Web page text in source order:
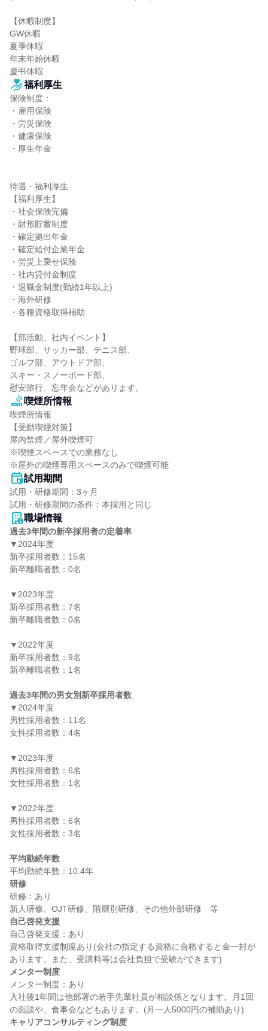
【休暇制度】
GW休暇
夏季休暇
年末年始休暇
慶弔休暇
福利厚生
保険制度：
・雇用保険
・労災保険
・健康保険
・厚生年金
待遇・福利厚生
【福利厚生】
・社会保険完備
・財形貯蓄制度
・確定拠出年金
・確定給付企業年金
・労災上乗せ保険
・社内貸付金制度
・退職金制度(勤続1年以上)
・海外研修
・各種資格取得補助
【部活動、社内イベント】
野球部、サッカー部、テニス部、
ゴルフ部、アウトドア部、
スキー・スノーボード部、
慰安旅行、忘年会などがあります。
喫煙所情報
喫煙所情報
【受動喫煙対策】
屋内禁煙／屋外喫煙可
※喫煙スペースでの業務なし
※屋外の喫煙専用スペースのみで喫煙可能
試用期間
試用・研修期間：3ヶ月
職場情報
過去3年間の新卒採用者の定着率
▼2024年度
新卒採用者数：15名
新卒離職者数：0名
▼2023年度
新卒採用者数：7名
新卒離職者数：0名
▼2022年度
新卒採用者数：9名
新卒離職者数：1名
過去3年間の男女別新卒採用者数
▼2024年度
男性採用者数：11名
女性採用者数：4名
▼2023年度
男性採用者数：6名
女性採用者数：1名
▼2022年度
男性採用者数：6名
女性採用者数：3名
平均勤続年数
研修
研修：あり
自己啓発支援
自己啓発支援：あり
資格取得支援制度あり(会社の指定する資格に合格すると金一封が
メンター制度
メンター制度：あり
入社後1年間は他部署の若手先輩社員が相談係となります。月1回
キャリアコンサルティング制度